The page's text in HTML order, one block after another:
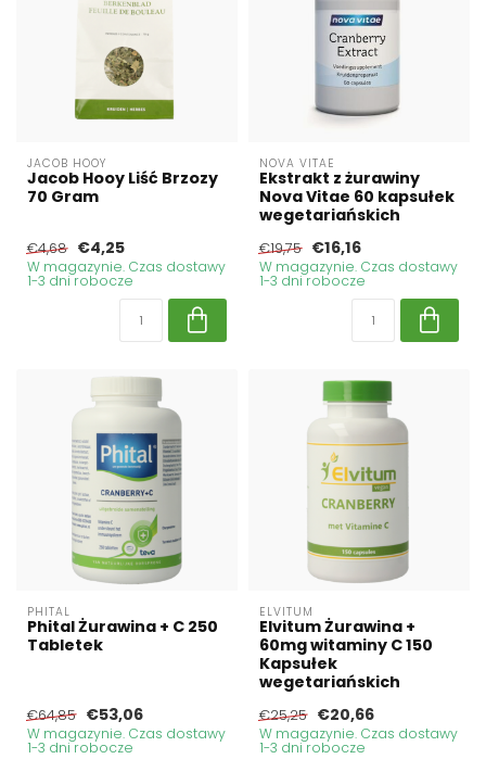
JACOB HOOY
Jacob Hooy Liść Brzozy
70 Gram
€4,68 €4,25
W magazynie. Czas dostawy
1-3 dni robocze
NOVA VITAE
Ekstrakt z żurawiny
Nova Vitae 60 kapsułek
wegetariańskich
€19,75 €16,16
W magazynie. Czas dostawy
1-3 dni robocze
PHITAL
Phital Żurawina + C 250
Tabletek
€64,85 €53,06
W magazynie. Czas dostawy
1-3 dni robocze
ELVITUM
Elvitum Żurawina +
60mg witaminy C 150
Kapsułek
wegetariańskich
€25,25 €20,66
W magazynie. Czas dostawy
1-3 dni robocze